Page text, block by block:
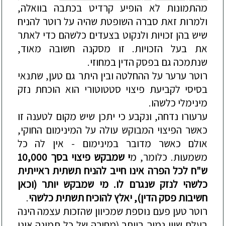
מהתמונות לא הופיע קרדיט בכתבה בוואלה,
ולמרות זאת סברה השופטת שהיה על רוטר להניח
שיש בהן זכויות ולנקוט בצעדים כלשהם כדי לאתר
את בעל הזכויות. זו מסקנה חשובה מאוד,
שנתמכה גם בפסק הדין במחוזי.
רוטר ערער על ההחלטה ובין היתר גם טען, שתנאי
בסיסי לקביעת פיצוי סטטוטורי הוא הוכחת נזק
מינימלי כלשהו.
ערעורו נדחה, ונקבע כי יתכן שיש מקום לטענה זו
כאשר הפיצוי המבוקש עולה על המינימום החוקי,
אולם כאשר מדובר במינימום - אין לה כל
משמעות. כלומר, מ
י שמבקש פיצוי בסך 10,000
ש"ח לכל הפרה אינו חייב להניח תשתית ראייתית
כלשהי לנזק שנגרם לו. מי שמבקש יותר (וכאן
חשיבות פסק הדין), יאלץ להוכיח תשתית כלשהי.
רוטר טען פעם נוספת שמכיוון שהזכות עצמה הינה